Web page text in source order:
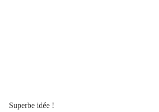
Superbe idée !